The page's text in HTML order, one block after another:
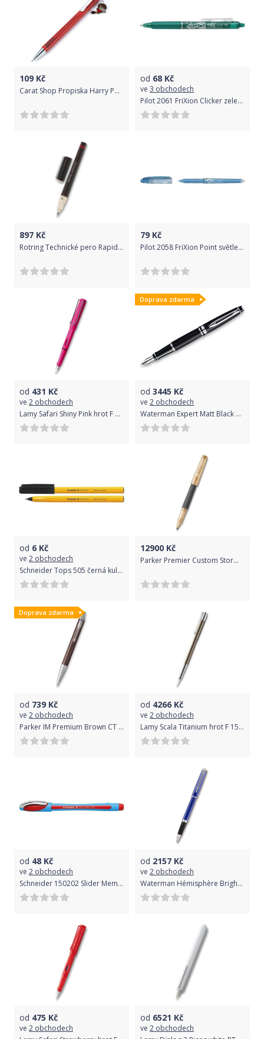
109 Kč
Carat Shop Propiska Harry Potter, Chibi HPP0082
od 68 Kč
ve 3 obchodech
Pilot 2061 FriXion Clicker zelený
897 Kč
Rotring Technické pero Rapidograph 0,25 mm 1520/1550250
79 Kč
Pilot 2058 FriXion Point světle modrý
od 431 Kč
ve 2 obchodech
Lamy Safari Shiny Pink hrot F 1506/0131584
Doprava zdarma
od 3445 Kč
ve 2 obchodech
Waterman Expert Matt Black CT hrot M 1507/1951860
od 6 Kč
ve 2 obchodech
Schneider Tops 505 černá kuličková tužka
12900 Kč
Parker Premier Custom Storm Grey GT roller 1502/7431438
Doprava zdarma
od 739 Kč
ve 2 obchodech
Parker IM Premium Brown CT kuličková tužka 1502/3231679
od 4266 Kč
ve 2 obchodech
Lamy Scala Titanium hrot F 1506/0785750
od 48 Kč
ve 2 obchodech
Schneider 150202 Slider Memo XB
od 2157 Kč
ve 2 obchodech
Waterman Hémisphère Bright Blue roller 1507/4942969
od 475 Kč
ve 2 obchodech
od 6521 Kč
ve 2 obchodech